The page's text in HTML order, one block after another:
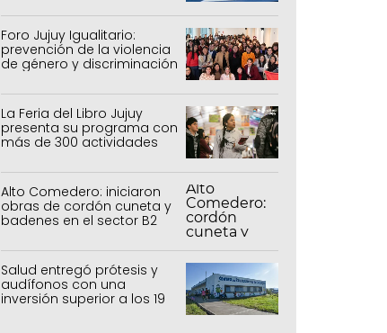
agrícolas, pecuarios y
forestal
Foro Jujuy Igualitario:
prevención de la violencia
de género y discriminación
La Feria del Libro Jujuy
presenta su programa con
más de 300 actividades
Alto Comedero: iniciaron
obras de cordón cuneta y
badenes en el sector B2
Salud entregó prótesis y
audífonos con una
inversión superior a los 19
millones de pesos